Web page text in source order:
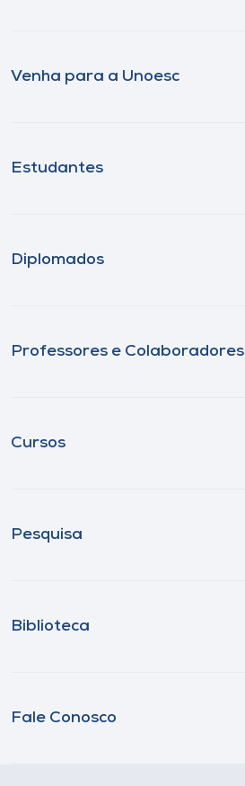
Venha para a Unoesc
Estudantes
Diplomados
Professores e Colaboradores
Cursos
Pesquisa
Biblioteca
Fale Conosco